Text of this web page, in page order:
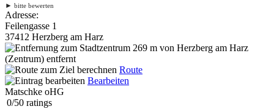
► bitte bewerten
Adresse:
Feilengasse 1
37412 Herzberg am Harz
269 m von Herzberg am Harz
(Zentrum) entfernt
Route
Bearbeiten
Matschke oHG
0/50 ratings